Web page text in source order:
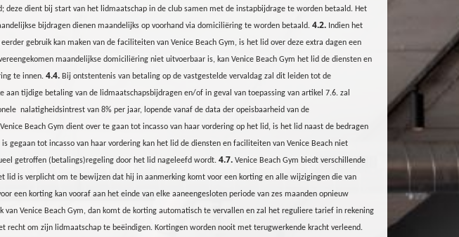
dient bij start van het lidmaatschap in de club samen met de instapbijdrage te worden betaald. Het
bijdragen dienen maandelijks op voorhand via domiciliëring te worden betaald. 4.2. Indien het
gebruik kan maken van de faciliteiten van Venice Beach Gym, is het lid over deze extra dagen een
maandelijkse domiciliëring niet uitvoerbaar is, kan Venice Beach Gym het lid de diensten en
te innen. 4.4. Bij ontstentenis van betaling op de vastgestelde vervaldag zal dit leiden tot de
aan tijdige betaling van de lidmaatschapsbijdragen en/of in geval van toepassing van artikel 7.6. zal
nalatigheidsintrest van 8% per jaar, lopende vanaf de data der opeisbaarheid van de
Beach Gym dient over te gaan tot incasso van haar vordering op het lid, is het lid naast de bedragen
is gegaan tot incasso van haar vordering kan het lid de diensten en faciliteiten van Venice Beach niet
getroffen (betalings)regeling door het lid nageleefd wordt. 4.7. Venice Beach Gym biedt verschillende
lid is verplicht om te bewijzen dat hij in aanmerking komt voor een korting en alle wijzigingen die van
een korting kan vooraf aan het einde van elke aaneengesloten periode van zes maanden opnieuw
van Venice Beach Gym, dan komt de korting automatisch te vervallen en zal het reguliere tarief in rekening
om zijn lidmaatschap te beëindigen. Kortingen worden nooit met terugwerkende kracht verleend.